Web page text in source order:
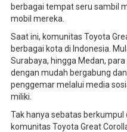
berbagai tempat seru sambil
mobil mereka.
Saat ini, komunitas Toyota
berbagai kota di Indonesia.
Surabaya, hingga Medan,
dengan mudah bergabung
penggemar melalui media
miliki.
Tak hanya sebatas
komunitas Toyota Great